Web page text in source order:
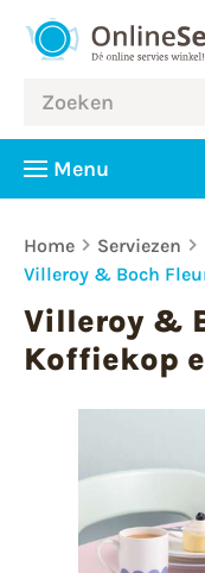
Menu
Home
Serviezen
Villeroy & Boch
Villeroy &
Koffiekop